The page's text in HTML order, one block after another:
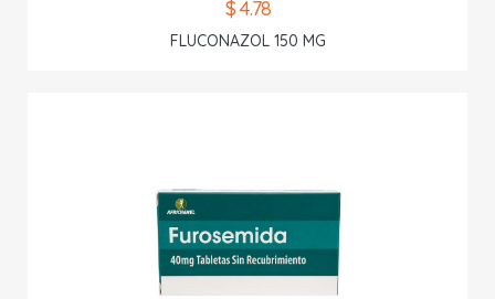
$ 4.78
FLUCONAZOL 150 MG